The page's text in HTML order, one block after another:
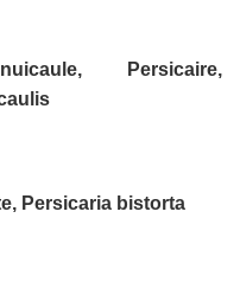
Persicaire,
Persicaria bistorta